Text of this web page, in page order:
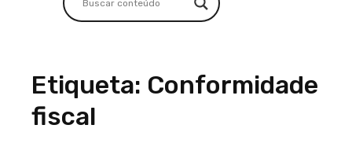
Etiqueta: Conformidade
fiscal